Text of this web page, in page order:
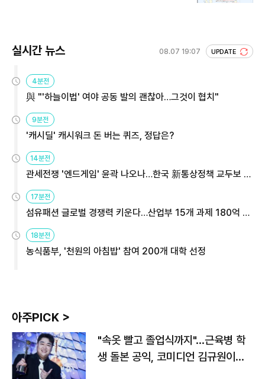
실시간 뉴스 08.07 19:07 UPDATE
4분전
與 "'하늘이법' 여야 공동 발의 괜찮아…그것이 협치"
9분전
'캐시딜' 캐시워크 돈 버는 퀴즈, 정답은?
14분전
관세전쟁 '엔드게임' 윤곽 나오나…한국 新통상정책 교두보 활
17분전
섬유패션 글로벌 경쟁력 키운다…산업부 15개 과제 180억 지
18분전
농식품부, '천원의 아침밥' 참여 200개 대학 선정
아주PICK >
"속옷 빨고 졸업식까지"…근육병 학
생 돌본 공익, 코미디언 김규원이었